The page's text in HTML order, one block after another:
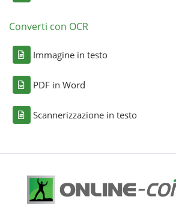
Converti con OCR
Immagine in testo
PDF in Word
Scannerizzazione in testo